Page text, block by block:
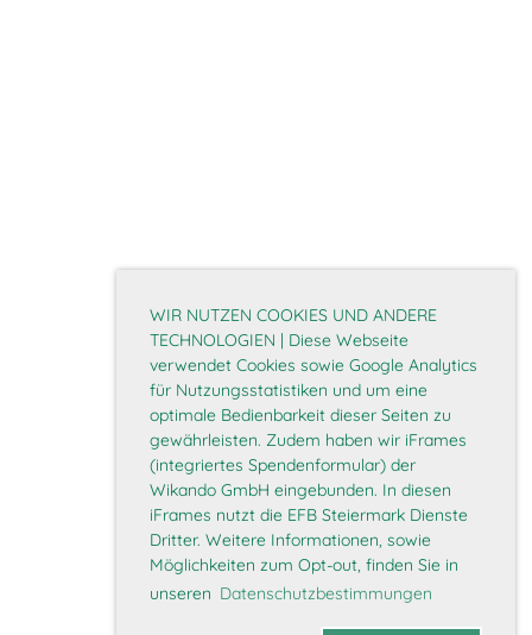
WIR NUTZEN COOKIES UND ANDERE
TECHNOLOGIEN | Diese Webseite
verwendet Cookies sowie Google Analytics
für Nutzungsstatistiken und um eine
optimale Bedienbarkeit dieser Seiten zu
gewährleisten. Zudem haben wir iFrames
(integriertes Spendenformular) der
Wikando GmbH eingebunden. In diesen
iFrames nutzt die EFB Steiermark Dienste
Dritter. Weitere Informationen, sowie
Möglichkeiten zum Opt-out, finden Sie in
unseren Datenschutzbestimmungen